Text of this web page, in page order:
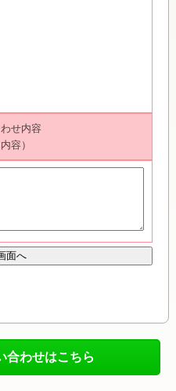
せ内容
容）
合わせはこちら